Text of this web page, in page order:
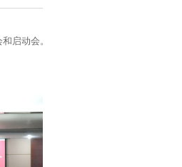
启动会。部署会由党委书记李海洋主